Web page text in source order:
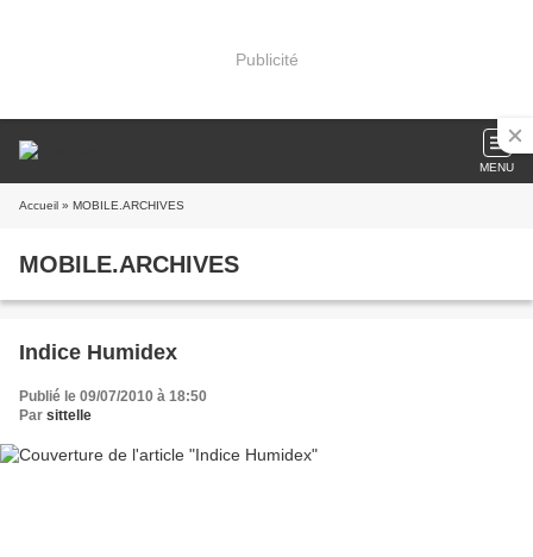
Publicité
MENU
Accueil » MOBILE.ARCHIVES
MOBILE.ARCHIVES
Indice Humidex
Publié le 09/07/2010 à 18:50
Par sittelle